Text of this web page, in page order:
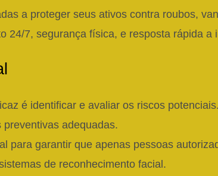
a proteger seus ativos contra roubos,
24/7, segurança física, e resposta rápida a
é identificar e avaliar os riscos
adequadas.
para garantir que apenas pessoas
de reconhecimento facial.